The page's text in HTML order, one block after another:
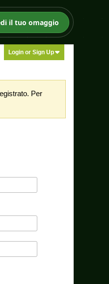
il tuo omaggio
Login or Sign Up
Per